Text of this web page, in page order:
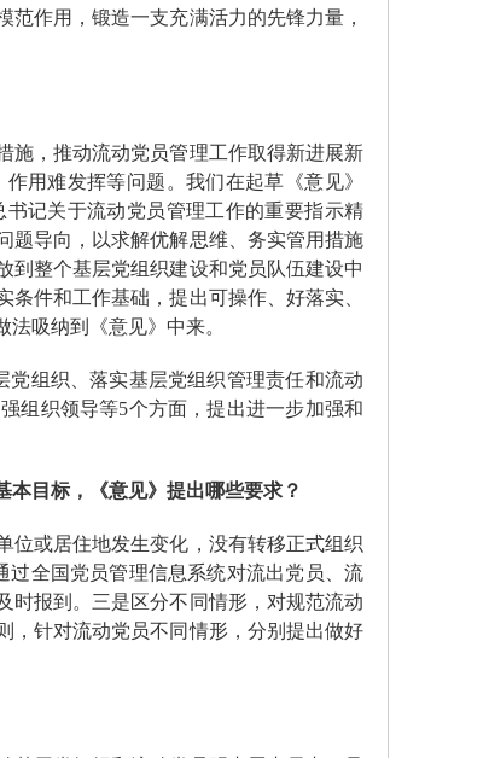
作用，锻造一支充满活力的先锋力量，
，推动流动党员管理工作取得新进展新
用难发挥等问题。我们在起草《意见》
记关于流动党员管理工作的重要指示精
题导向，以求解优解思维、务实管用措施
到整个基层党组织建设和党员队伍建设中
件和工作基础，提出可操作、好落实、
吸纳到《意见》中来。
组织、落实基层党组织管理责任和流动
组织领导等5个方面，提出进一步加强和
目标，《意见》提出哪些要求？
或居住地发生变化，没有转移正式组织
过全国党员管理信息系统对流出党员、流
时报到。三是区分不同情形，对规范流动
，针对流动党员不同情形，分别提出做好